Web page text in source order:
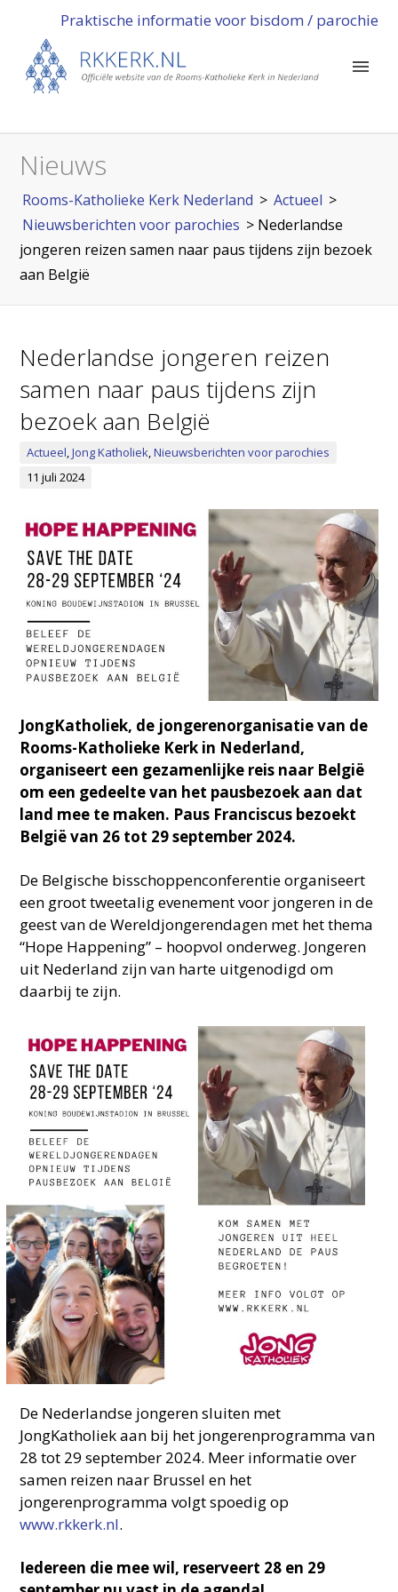
Praktische informatie voor bisdom / parochie
Nieuws
Rooms-Katholieke Kerk Nederland > Actueel >
Nieuwsberichten voor parochies > Nederlandse
jongeren reizen samen naar paus tijdens zijn bezoek
aan België
Nederlandse jongeren reizen
samen naar paus tijdens zijn
bezoek aan België
Actueel,Jong Katholiek,Nieuwsberichten voor parochies
11 juli 2024
JongKatholiek, de jongerenorganisatie van de
Rooms-Katholieke Kerk in Nederland,
organiseert een gezamenlijke reis naar België
om een gedeelte van het pausbezoek aan dat
land mee te maken. Paus Franciscus bezoekt
België van 26 tot 29 september 2024.
De Belgische bisschoppenconferentie organiseert
een groot tweetalig evenement voor jongeren in de
geest van de Wereldjongerendagen met het thema
“Hope Happening” – hoopvol onderweg. Jongeren
uit Nederland zijn van harte uitgenodigd om
daarbij te zijn.
De Nederlandse jongeren sluiten met
JongKatholiek aan bij het jongerenprogramma van
28 tot 29 september 2024. Meer informatie over
samen reizen naar Brussel en het
jongerenprogramma volgt spoedig op
www.rkkerk.nl.
Iedereen die mee wil, reserveert 28 en 29